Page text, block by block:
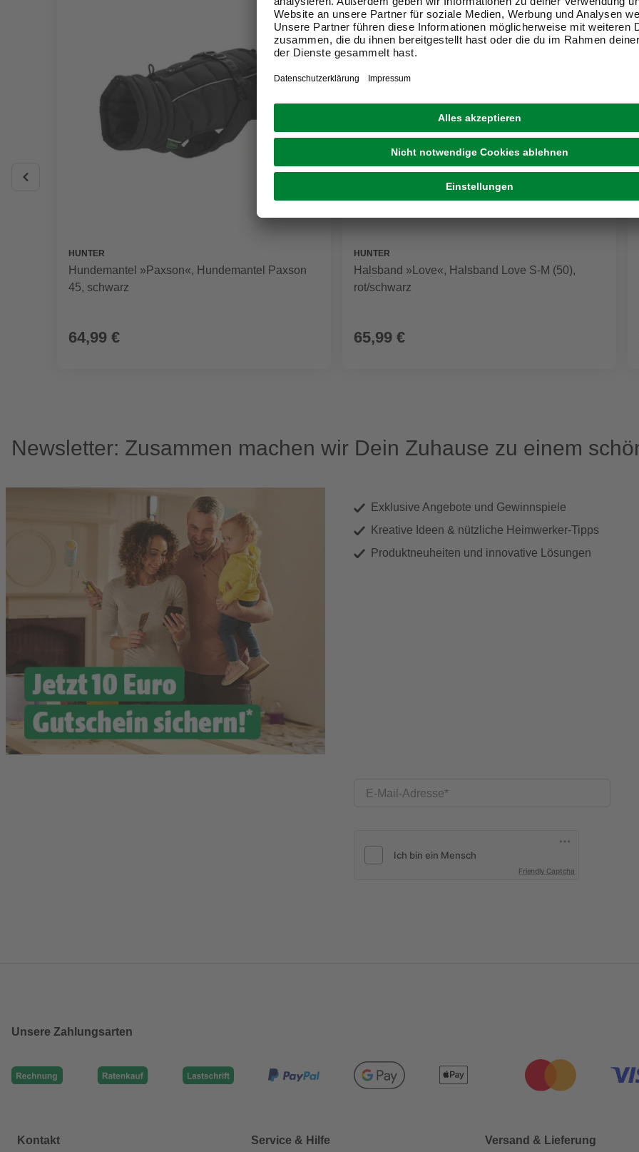
HUNTER
Hundemantel »Paxson«, Hundemantel Paxson
45, schwarz
64,99 €
HUNTER
Halsband »Love«, Halsband Love S-M (50),
rot/schwarz
65,99 €
Newsletter: Zusammen machen wir Dein Zuhause zu einem
Exklusive Angebote und Gewinnspiele
Kreative Ideen & nützliche Heimwerker-Tipps
Produktneuheiten und innovative Lösungen
E-Mail-Adresse
Friendly Captcha
Unsere Zahlungsarten
Kontakt Service & Hilfe Versand & Lieferung